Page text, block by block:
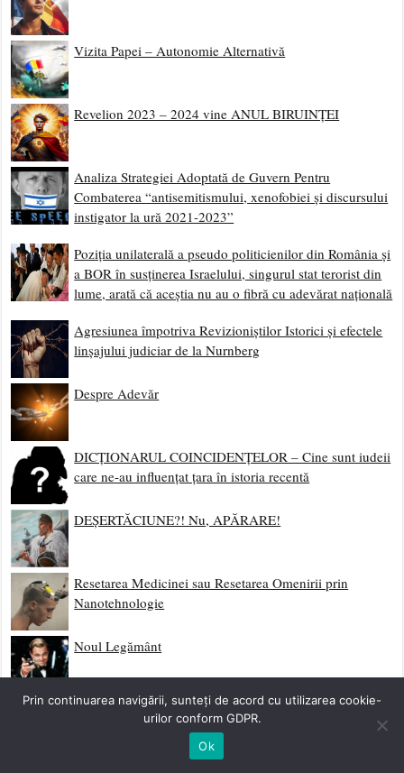
Vizita Papei – Autonomie Alternativă
Revelion 2023 – 2024 vine ANUL BIRUINȚEI
Analiza Strategiei Adoptată de Guvern Pentru
Combaterea “antisemitismului, xenofobiei și discursului
instigator la ură 2021-2023”
Poziția unilaterală a pseudo politicienilor din România și
a BOR în susținerea Israelului, singurul stat terorist din
lume, arată că aceștia nu au o fibră cu adevărat națională
Agresiunea împotriva Revizioniștilor Istorici și efectele
linșajului judiciar de la Nurnberg
Despre Adevăr
DICȚIONARUL COINCIDENȚELOR – Cine sunt iudeii
care ne-au influențat țara în istoria recentă
DEȘERTĂCIUNE?! Nu, APĂRARE!
Resetarea Medicinei sau Resetarea Omenirii prin
Nanotehnologie
Noul Legământ
Vaccinarea înseamnă crimă, un atentat la sănătatea
personală, la integritatea corporală și intimitatea oricărui
om liber. Medicul ce vaccinează cu forța un om liber
Prin continuarea navigării, sunteți de acord cu utilizarea cookie-
urilor conform GDPR.
Ok